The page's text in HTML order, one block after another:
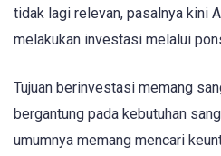
tidak lagi relevan, pasalnya kini
melakukan investasi melalui
Tujuan berinvestasi memang
bergantung pada kebutuhan
umumnya memang mencari